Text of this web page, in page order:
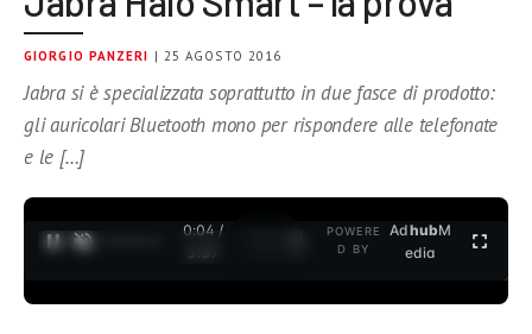
GIORGIO PANZERI | 25 AGOSTO 2016
Jabra si è specializzata soprattutto in due fasce di prodotto:
gli auricolari Bluetooth mono per rispondere alle telefonate
e le […]
0:04 /
3:37
POWERE
D BY
AdhubM
edia